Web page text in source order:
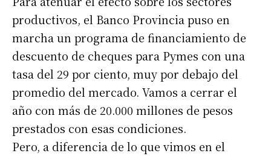
productivos, el Banco Provincia puso en
marcha un programa de financiamiento de
descuento de cheques para Pymes con una
tasa del 29 por ciento, muy por debajo del
promedio del mercado. Vamos a cerrar el
año con más de 20.000 millones de pesos
prestados con esas condiciones.
Pero, a diferencia de lo que vimos en el